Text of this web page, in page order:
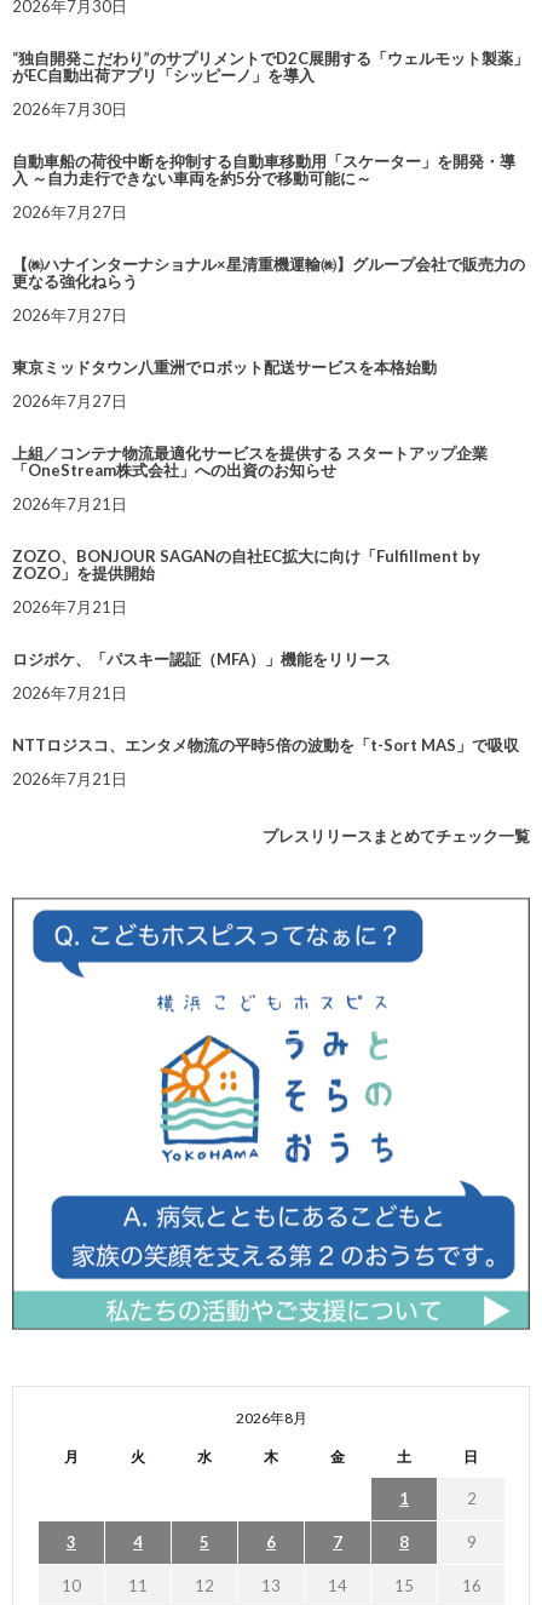
2026年7月30日
“独自開発こだわり”のサプリメントでD2C展開する「ウェルモット製薬」
がEC自動出荷アプリ「シッピーノ」を導入
2026年7月30日
自動車船の荷役中断を抑制する自動車移動用「スケーター」を開発・導
入 ～自力走行できない車両を約5分で移動可能に～
2026年7月27日
【㈱ハナインターナショナル×星清重機運輸㈱】グループ会社で販売力の
更なる強化ねらう
2026年7月27日
東京ミッドタウン八重洲でロボット配送サービスを本格始動
2026年7月27日
上組／コンテナ物流最適化サービスを提供する スタートアップ企業
「OneStream株式会社」への出資のお知らせ
2026年7月21日
ZOZO、BONJOUR SAGANの自社EC拡大に向け「Fulfillment by
ZOZO」を提供開始
2026年7月21日
ロジポケ、「パスキー認証（MFA）」機能をリリース
2026年7月21日
NTTロジスコ、エンタメ物流の平時5倍の波動を「t-Sort MAS」で吸収
2026年7月21日
プレスリリースまとめてチェック一覧
2026年8月
月 火 水 木 金 土 日
1 2
3 4 5 6 7 8 9
10 11 12 13 14 15 16